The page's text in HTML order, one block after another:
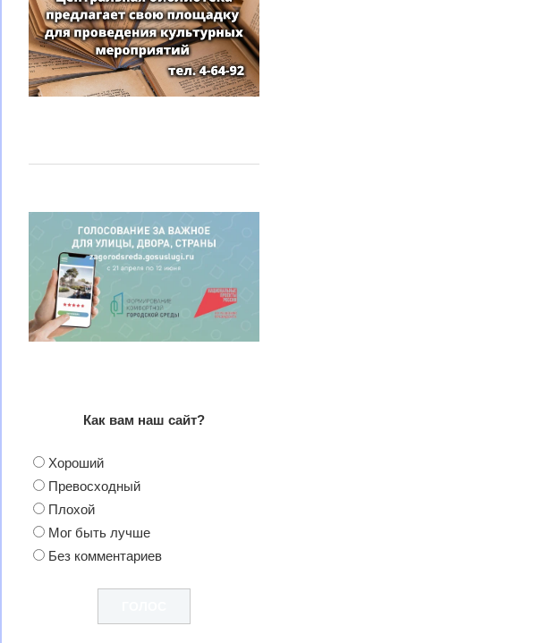
Как вам наш сайт?
Хороший
Превосходный
Плохой
Мог быть лучше
Без комментариев